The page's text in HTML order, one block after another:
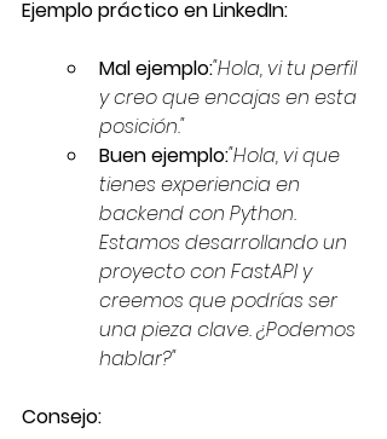
Ejemplo práctico en LinkedIn:
Mal ejemplo:"Hola, vi tu perfil
y creo que encajas en esta
posición."
Buen ejemplo:"Hola, vi que
tienes experiencia en
backend con Python.
Estamos desarrollando un
proyecto con FastAPI y
creemos que podrías ser
una pieza clave. ¿Podemos
hablar?"
Consejo: